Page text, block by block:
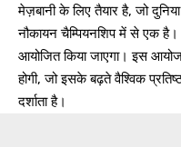
मेज़बानी के लिए तैयार है, जो
नौकायन चैम्पियनशिप में से एक
आयोजित किया जाएगा। इस
होगी, जो इसके बढ़ते वैश्विक
दर्शाता है।